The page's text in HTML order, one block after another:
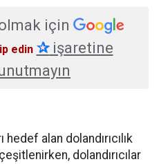
için
edin ✰işaretine
alan dolandırıcılık
dolandırıcılar